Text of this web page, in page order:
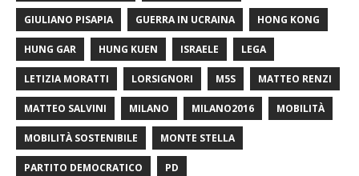
GIULIANO PISAPIA GUERRA IN UCRAINA HONG KONG
HUNG GAR HUNG KUEN ISRAELE LEGA
LETIZIA MORATTI LORSIGNORI M5S MATTEO RENZI
MATTEO SALVINI MILANO MILANO2016 MOBILITÀ
MOBILITÀ SOSTENIBILE MONTE STELLA
PARTITO DEMOCRATICO PD